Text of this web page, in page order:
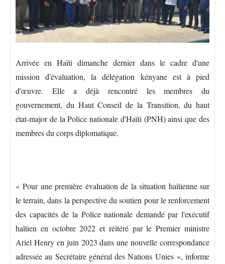
Arrivée en Haïti dimanche dernier dans le cadre d'une
mission d'évaluation, la délégation kényane est à pied
d'œuvre. Elle a déjà rencontré les membres du
gouvernement, du Haut Conseil de la Transition, du haut
état-major de la Police nationale d'Haïti (PNH) ainsi que des
membres du corps diplomatique.
« Pour une première évaluation de la situation haïtienne sur
le terrain, dans la perspective du soutien pour le renforcement
des capacités de la Police nationale demandé par l'exécutif
haïtien en octobre 2022 et réitéré par le Premier ministre
Ariel Henry en juin 2023 dans une nouvelle correspondance
adressée au Secrétaire général des Nations Unies », informe